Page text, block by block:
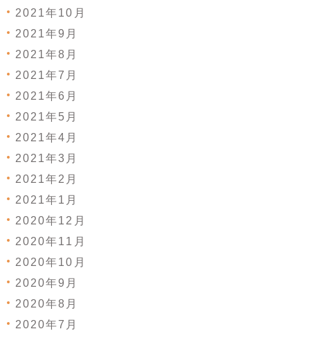
2021年10月
2021年9月
2021年8月
2021年7月
2021年6月
2021年5月
2021年4月
2021年3月
2021年2月
2021年1月
2020年12月
2020年11月
2020年10月
2020年9月
2020年8月
2020年7月